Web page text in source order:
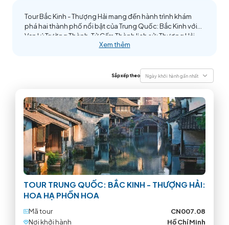
Tour Bắc Kinh - Thượng Hải mang đến hành trình khám
phá hai thành phố nổi bật của Trung Quốc: Bắc Kinh với
Vạn Lý Trường Thành, Tử Cấm Thành lịch sử; Thượng Hải
hiện đại với Tháp Thượng Hải, Bến Thượng Hải sôi động.
Xem thêm
Sắp xếp theo Ngày khởi hành gần nhất
TOUR TRUNG QUỐC: BẮC KINH - THƯỢNG HẢI:
HOA HẠ PHỒN HOA
Mã tour
CN007.08
Nơi khởi hành
Hồ Chí Minh